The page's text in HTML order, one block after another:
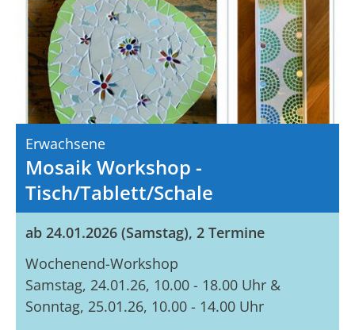
Erwachsene
Mosaik Workshop -
Tisch/Tablett/Schale
ab 24.01.2026 (Samstag), 2 Termine
Wochenend-Workshop
Samstag, 24.01.26, 10.00 - 18.00 Uhr &
Sonntag, 25.01.26, 10.00 - 14.00 Uhr